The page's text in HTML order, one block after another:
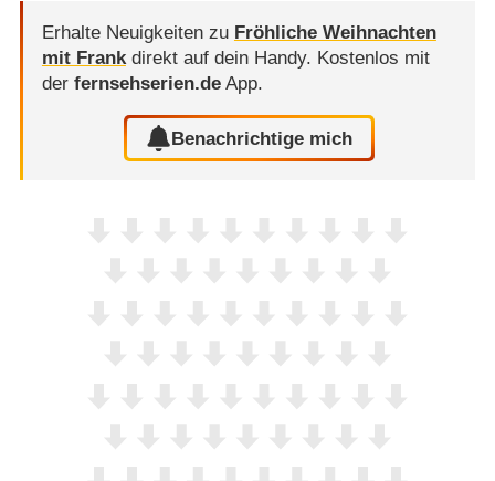
Erhalte Neuigkeiten zu Fröhliche Weihnachten
mit Frankdirekt auf dein Handy. Kostenlos mit
der fernsehserien.deApp.
Benachrichtige mich